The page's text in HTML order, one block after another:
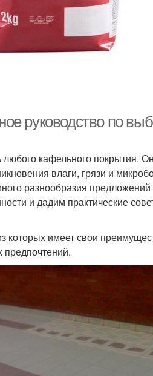
руководство по
кафельного покрытия.
влаги, грязи и
разнообразия
и дадим практические
которых имеет свои
предпочтений.